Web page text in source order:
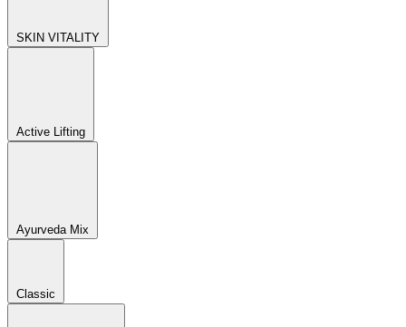
SKIN VITALITY
Active Lifting
Ayurveda Mix
Classic